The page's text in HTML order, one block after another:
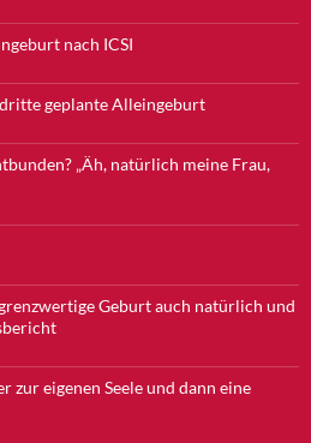
nach ICSI
geplante Alleingeburt
„Äh, natürlich meine Frau,
Geburt auch natürlich und
zur eigenen Seele und dann eine